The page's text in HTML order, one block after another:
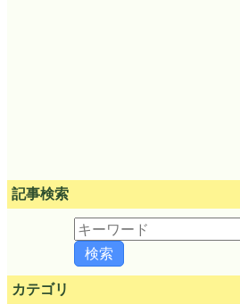
記事検索
カテゴリ